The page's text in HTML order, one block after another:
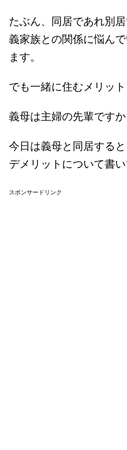
たぶん、同居であれ別居
義家族との関係に悩ん
ます。
でも一緒に住むメリット
義母は主婦の先輩ですか
今日は義母と同居すると
デメリットについて書
スポンサードリンク